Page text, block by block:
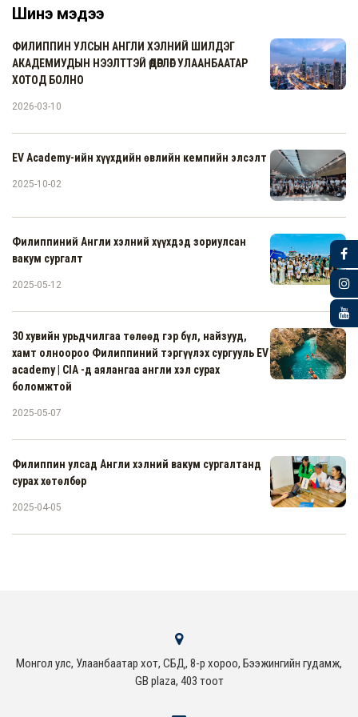
Шинэ мэдээ
ФИЛИППИН УЛСЫН АНГЛИ ХЭЛНИЙ ШИЛДЭГ
АКАДЕМИУДЫН НЭЭЛТТЭЙ ӨДӨРЛӨГ УЛААНБААТАР
ХОТОД БОЛНО
2026-03-10
EV Academy-ийн хүүхдийн өвлийн кемпийн элсэлт
2025-10-02
Филиппиний Англи хэлний хүүхдэд зориулсан
вакум сургалт
2025-05-12
30 хувийн урьдчилгаа төлөөд гэр бүл, найзууд,
хамт олноороо Филиппиний тэргүүлэх сургууль EV
academy | CIA -д аялангаа англи хэл сурах
боломжтой
2025-05-07
Филиппин улсад Англи хэлний вакум сургалтанд
сурах хөтөлбөр
2025-04-05
Монгол улс, Улаанбаатар хот, СБД, 8-р хороо, Бээжингийн гудамж,
GB plaza, 403 тоот